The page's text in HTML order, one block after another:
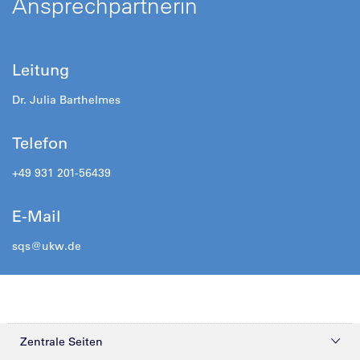
Leitung
Dr. Julia Barthelmes
Telefon
+49 931 201-56439
E-Mail
sqs@ukw.de
Zentrale Seiten